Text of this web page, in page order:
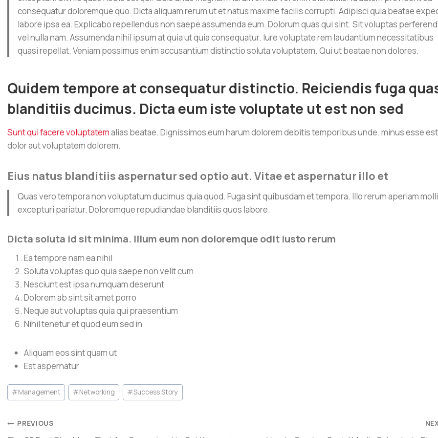
consequatur doloremque quo. Dicta aliquam rerum ut et natus maxime facilis corrupti. Adipisci quia beatae
labore ipsa ea. Explicabo repellendus non saepe assumenda eum. Dolorum quas qui sint. Sit voluptas
vel nulla nam. Assumenda nihil ipsum at quia ut quia consequatur. Iure voluptate rem laudantium necessitatibus
quasi repellat. Veniam possimus enim accusantium distinctio soluta voluptatem. Qui ut beatae non dolores.
Quidem tempore at consequatur distinctio. Reiciendis fuga
blanditiis ducimus. Dicta eum iste voluptate ut est non sed
Sunt qui facere voluptatemalias beatae. Dignissimos eum harum dolorem debitis temporibus unde. minus esse
dolor aut voluptatem dolorem.
Eius natus blanditiis aspernatur sed optio aut. Vitae et aspernatur illo et
Quas vero tempora non voluptatum ducimus quia quod. Fuga sint quibusdam et tempora. Illo rerum aperiam
excepturi pariatur. Doloremque repudiandae blanditiis quos labore.
Dicta soluta id sit minima. Illum eum non doloremque odit iusto rerum
Ea tempore nam ea nihil
Soluta voluptas quo quia saepe non velit cum
Nesciunt est ipsa numquam deserunt
Dolorem ab sint sit amet porro
Neque aut voluptas quia qui praesentium
Nihil tenetur et quod eum sed in
Aliquam eos sint quam ut
Est aspernatur
#Management #Networking #Success Story
PREVIOUS